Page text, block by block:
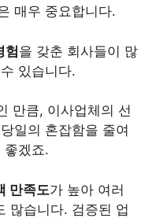
매우 중요합니다.
험을 갖춘 회사들이 많
있습니다.
만큼, 이사업체의 선
일의 혼잡함을 줄여
좋겠죠.
만족도가 높아 여러
많습니다. 검증된 업